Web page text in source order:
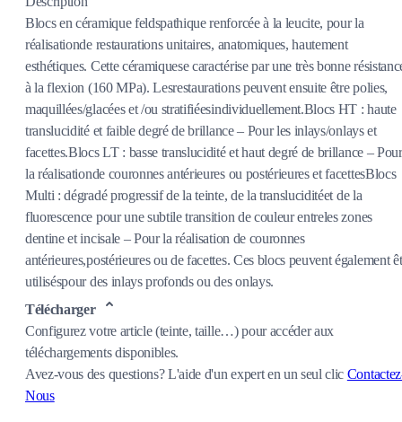
Blocs en céramique feldspathique renforcée à la leucite, pour la
réalisationde restaurations unitaires, anatomiques, hautement
esthétiques. Cette céramiquese caractérise par une très bonne
à la flexion (160 MPa). Lesrestaurations peuvent ensuite être polies,
maquillées/glacées et /ou stratifiéesindividuellement.Blocs HT : haute
translucidité et faible degré de brillance – Pour les inlays/onlays et
facettes.Blocs LT : basse translucidité et haut degré de brillance – Pour
la réalisationde couronnes antérieures ou postérieures et facettesBlocs
Multi : dégradé progressif de la teinte, de la transluciditéet de la
fluorescence pour une subtile transition de couleur entreles zones
dentine et incisale – Pour la réalisation de couronnes
antérieures,postérieures ou de facettes. Ces blocs peuvent également
utiliséspour des inlays profonds ou des onlays.
Télécharger
Configurez votre article (teinte, taille…) pour accéder aux
téléchargements disponibles.
Avez-vous des questions?L'aide d'un expert en un seul clic
Nous